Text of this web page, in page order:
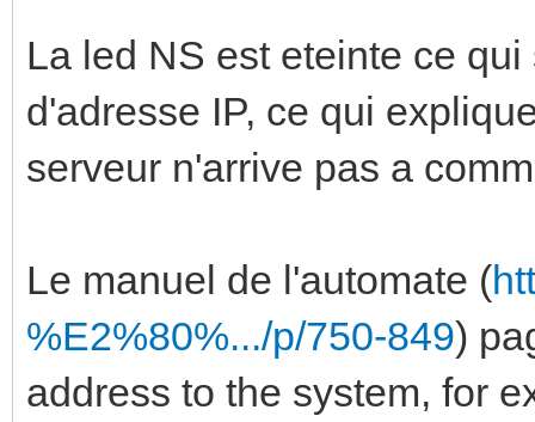
La led NS est eteinte ce
d'adresse IP, ce qui
serveur n'arrive pas a
Le manuel de l'automate (
%E2%80%.../p/750-849)
address to the system, for